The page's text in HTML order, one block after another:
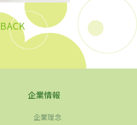
BACK
企業情報
企業理念